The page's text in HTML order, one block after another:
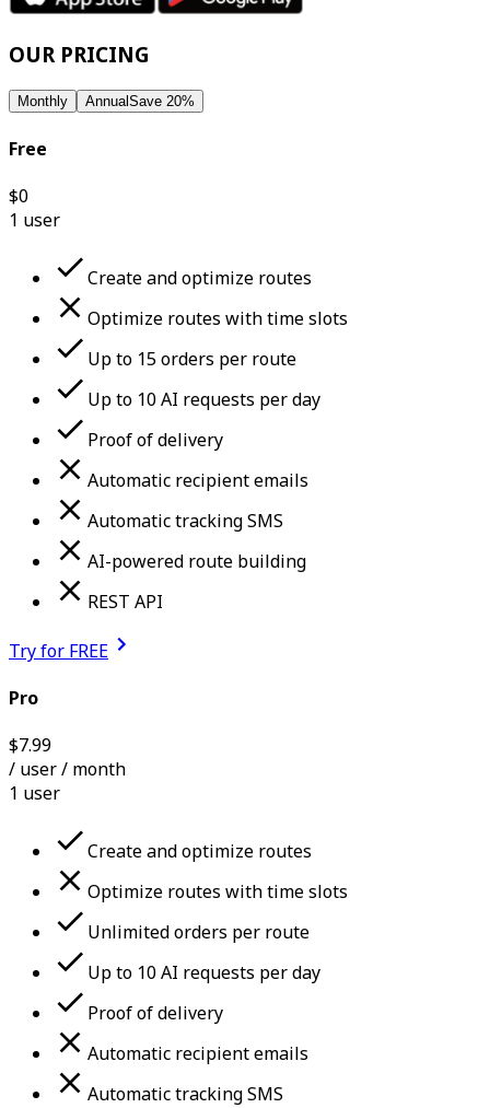
OUR PRICING
Monthly AnnualSave 20%
Free
$0
1 user
Create and optimize routes
Optimize routes with time slots
Up to 15 orders per route
Up to 10 AI requests per day
Proof of delivery
Automatic recipient emails
Automatic tracking SMS
AI-powered route building
REST API
Try for FREE
Pro
$7.99
/ user/ month
1 user
Create and optimize routes
Optimize routes with time slots
Unlimited orders per route
Up to 10 AI requests per day
Proof of delivery
Automatic recipient emails
Automatic tracking SMS